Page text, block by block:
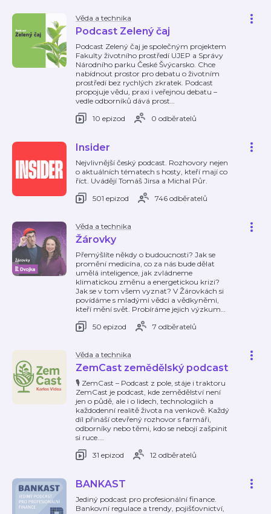
Věda a technika
Podcast Zelený čaj
Podcast Zelený čaj je společným projektem
Fakulty životního prostředí UJEP a Správy
Národního parku České Švýcarsko. Chce
nabídnout prostor pro debatu o životním
prostředí bez rychlých zkratek. Podcast
propojuje vědu, praxi i veřejnou debatu –
vedle odborníků dává prost…
10 epizod
0 odběratelů
Insider
Nejvlivnější český podcast. Rozhovory nejen
o aktuálních tématech s hosty, kteří mají co
říct. Uvádějí Tomáš Jirsa a Michal Půr.
501 epizod
746 odběratelů
Věda a technika
Žárovky
Přemýšlíte někdy o budoucnosti? Jak se
promění medicína, co za nás bude dělat
umělá inteligence, jak zvládneme
klimatickou změnu a energetickou krizi?
Jak se v tom všem vyznat? V Žárovkách si
povídáme s mladými vědci a vědkyněmi,
kteří mění svět. Probíráme jejich výzkum…
50 epizod
7 odběratelů
Věda a technika
ZemCast zemědělský podcast
🎙️ ZemCast – Podcast z pole, stáje i traktoru
ZemCast je podcast, kde zemědělství není
jen o půdě, ale i o lidech, technologiích a
každodenní realitě života na venkově. Každý
díl přináší otevřený rozhovor s farmáři,
odborníky nebo těmi, kdo se nebojí zašpinit
si ruce.…
31 epizod
12 odběratelů
BANKAST
Jediný podcast pro profesionální finance.
Bankovní regulace a trendy, pojišťovnictví,